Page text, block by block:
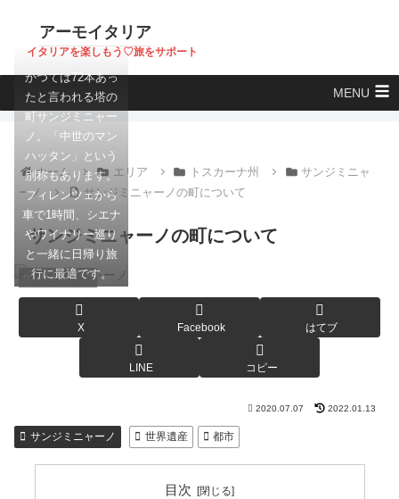
アーモイタリア
イタリアを楽しもう♡旅をサポート
MENU
ホーム エリア トスカーナ州
サンジミニャ
ーノ
サンジミニャーノの町について
サンジミニャーノの町について
サンジミニャーノ
かつては72本あっ
たと言われる塔の
町サンジミニャー
ノ。「中世のマン
ハッタン」という
別称もあります。
フィレンツェから
車で1時間、シエナ
やワイナリー巡り
と一緒に日帰り旅
行に最適です。
X Facebook はてブ
LINE コピー
2020.07.07 2022.01.13
サンジミニャーノ 世界遺産 都市
目次